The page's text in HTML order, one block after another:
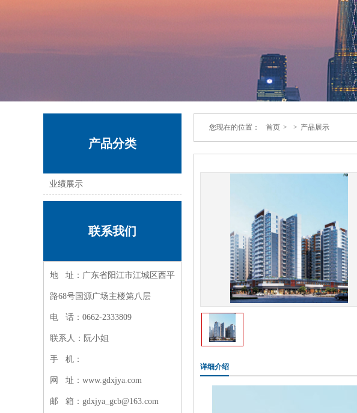
产品分类
业绩展示
联系我们
地 址：广东省阳江市江城区西平
路68号国源广场主楼第八层
电 话：0662-2333809
联系人：阮小姐
手 机：
网 址：www.gdxjya.com
邮 箱：gdxjya_gcb@163.com
您现在的位置： 首页 > > 产品展示
详细介绍